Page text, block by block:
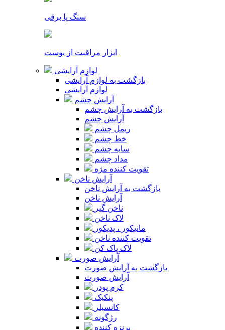
سنگ پا برقی
ابزار مراقبت از پوست
لوازم آرایشی
بازگشت به لوازم آرایشی
لوازم آرایشی
آرایش چشم
بازگشت به آرایش چشم
آرایش چشم
ریمل چشم
خط چشم
سایه چشم
مداد چشم
تقویت کننده مژه
آرایش ناخن
بازگشت به آرایش ناخن
آرایش ناخن
ناخن گیر
لاک ناخن
مانیکور ، پدیکور
تقویت کننده ناخن
لاک پاک کن
آرایش صورت
بازگشت به آرایش صورت
آرایش صورت
کرم پودر
پنکیک
کانسیلر
رژگونه
برنزه کننده